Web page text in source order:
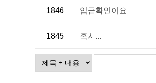
1846 입금확인이요
1845 혹시...